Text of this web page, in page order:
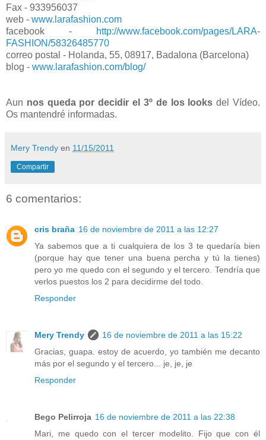
Fax - 933956037
web - www.larafashion.com
facebook -
http://www.facebook.com/pages/LARA-
FASHION/58326485770
correo postal - Holanda, 55, 08917, Badalona (Barcelona)
blog - www.larafashion.com/blog/
Aun nos queda por decidir el 3º de los looksdel Vídeo.
Os mantendré informadas.
Mery Trendy en 11/15/2011
Compartir
6 comentarios:
cris braña 16 de noviembre de 2011 a las 12:27
Ya sabemos que a ti cualquiera de los 3 te quedaría bien
(porque hay que tener una buena percha y tú la tienes)
pero yo me quedo con el segundo y el tercero. Tendría que
verlos puestos los 2 para decidirme del todo.
Responder
Mery Trendy
16 de noviembre de 2011 a las 15:22
Gracias, guapa. estoy de acuerdo, yo también me decanto
más por el segundo y el tercero... je, je, je
Responder
Bego Pelirroja 16 de noviembre de 2011 a las 22:38
Mari, me quedo con el tercer modelito. Fijo que con él